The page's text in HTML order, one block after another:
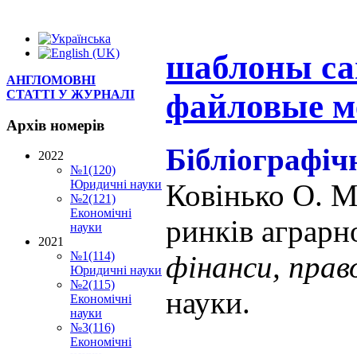
шаблоны
файловые
Ковінько О.
ринків
фінанси,
науки.
АНГЛОМОВНІ
СТАТТІ У ЖУРНАЛІ
Архів номерів
2022
№1(120)
Юридичні науки
№2(121)
Економічні
науки
2021
№1(114)
Юридичні науки
№2(115)
Економічні
науки
№3(116)
Економічні